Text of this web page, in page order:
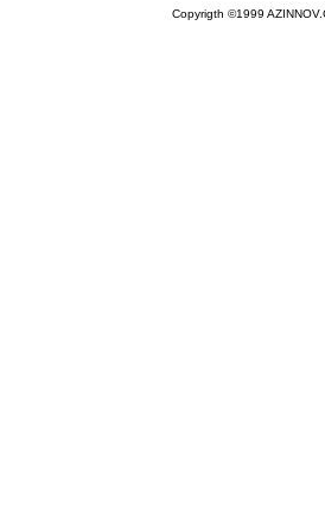
Copyrigth ©1999